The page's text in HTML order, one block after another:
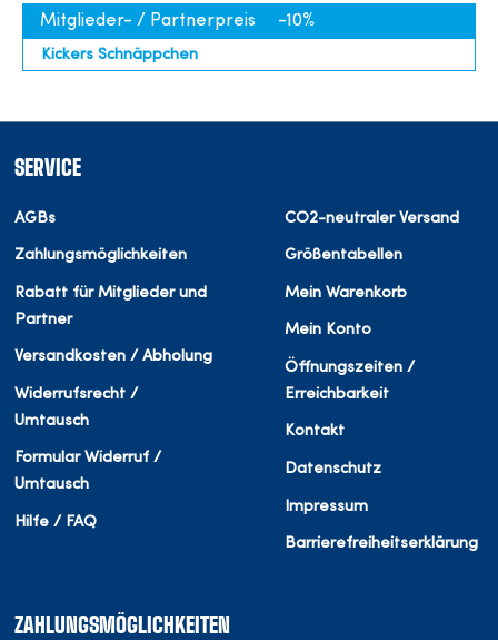
Mitglieder- / Partnerpreis -10%
Kickers Schnäppchen
SERVICE
AGBs
Zahlungsmöglichkeiten
Rabatt für Mitglieder und
Partner
Versandkosten / Abholung
Widerrufsrecht /
Umtausch
Formular Widerruf /
Umtausch
Hilfe / FAQ
CO2-neutraler Versand
Größentabellen
Mein Warenkorb
Mein Konto
Öffnungszeiten /
Erreichbarkeit
Kontakt
Datenschutz
Impressum
Barrierefreiheitserklärung
ZAHLUNGSMÖGLICHKEITEN